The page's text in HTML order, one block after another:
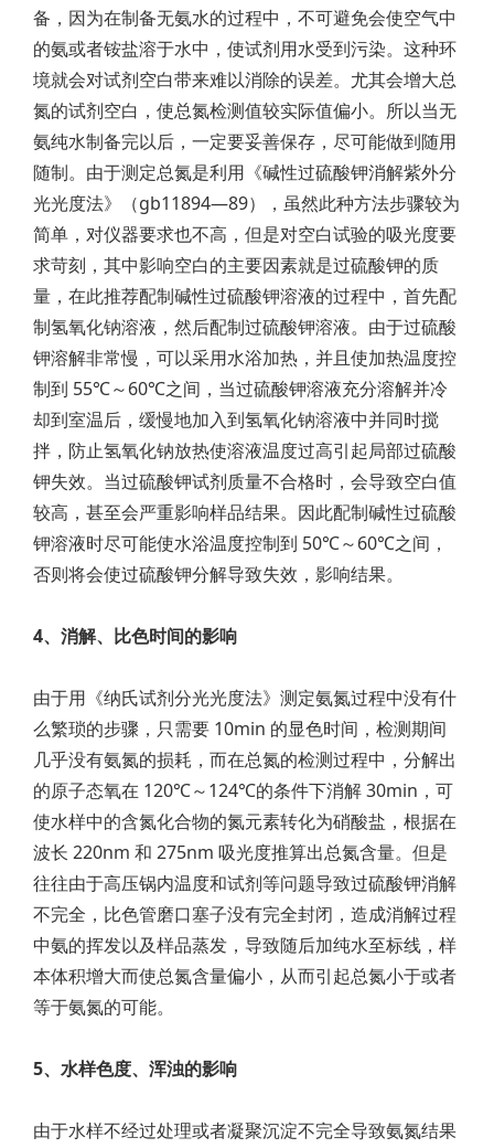
备，因为在制备无氨水的过程中，不可避免会使空气中
的氨或者铵盐溶于水中，使试剂用水受到污染。这种环
境就会对试剂空白带来难以消除的误差。尤其会增大总
氮的试剂空白，使总氮检测值较实际值偏小。所以当无
氨纯水制备完以后，一定要妥善保存，尽可能做到随用
随制。由于测定总氮是利用《碱性过硫酸钾消解紫外分
光光度法》（gb11894—89），虽然此种方法步骤较为
简单，对仪器要求也不高，但是对空白试验的吸光度要
求苛刻，其中影响空白的主要因素就是过硫酸钾的质
量，在此推荐配制碱性过硫酸钾溶液的过程中，首先配
制氢氧化钠溶液，然后配制过硫酸钾溶液。由于过硫酸
钾溶解非常慢，可以采用水浴加热，并且使加热温度控
制到 55℃～60℃之间，当过硫酸钾溶液充分溶解并冷
却到室温后，缓慢地加入到氢氧化钠溶液中并同时搅
拌，防止氢氧化钠放热使溶液温度过高引起局部过硫酸
钾失效。当过硫酸钾试剂质量不合格时，会导致空白值
较高，甚至会严重影响样品结果。因此配制碱性过硫酸
钾溶液时尽可能使水浴温度控制到 50℃～60℃之间，
否则将会使过硫酸钾分解导致失效，影响结果。
4、消解、比色时间的影响
由于用《纳氏试剂分光光度法》测定氨氮过程中没有什
么繁琐的步骤，只需要 10min 的显色时间，检测期间
几乎没有氨氮的损耗，而在总氮的检测过程中，分解出
的原子态氧在 120℃～124℃的条件下消解 30min，可
使水样中的含氮化合物的氮元素转化为硝酸盐，根据在
波长 220nm 和 275nm 吸光度推算出总氮含量。但是
往往由于高压锅内温度和试剂等问题导致过硫酸钾消解
不完全，比色管磨口塞子没有完全封闭，造成消解过程
中氨的挥发以及样品蒸发，导致随后加纯水至标线，样
本体积增大而使总氮含量偏小，从而引起总氮小于或者
等于氨氮的可能。
5、水样色度、浑浊的影响
由于水样不经过处理或者凝聚沉淀不完全导致氨氮结果